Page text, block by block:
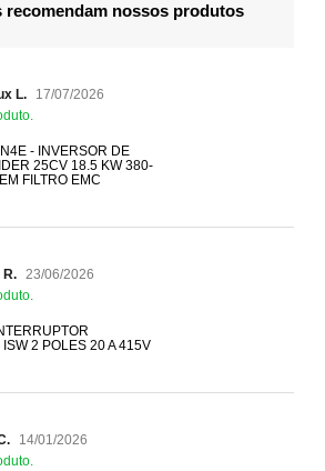
recomendam nossos produtos
L.
17/07/2026
- INVERSOR DE
25CV 18.5 KW 380-
FILTRO EMC
R. 23/06/2026
2 POLES 20 A 415V
14/01/2026